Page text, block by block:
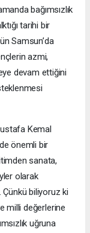
bağımsızlık
tarihi bir
Samsun’da
azmi,
devam ettiğini
Kemal
önemli bir
sanata,
olarak
Çünkü biliyoruz ki
milli değerlerine
uğruna